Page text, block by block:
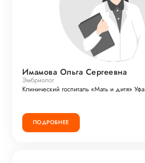
Имамова Ольга Сергеевна
Эмбриолог
Клинический госпиталь «Мать и дитя» Уфа
ПОДРОБНЕЕ